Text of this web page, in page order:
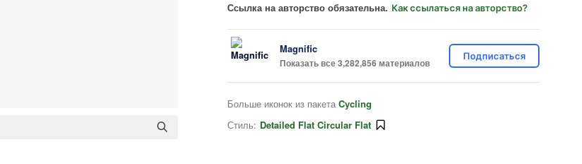
Ссылка на авторство обязательна. Как ссылаться на авторство?
Magnific
Показать все 3,282,856 материалов
Подписаться
Больше иконок из пакета Cycling
Стиль: Detailed Flat Circular Flat